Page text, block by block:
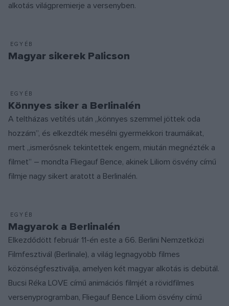
alkotás világpremierje a versenyben.
EGYÉB
Magyar sikerek Palicson
EGYÉB
Könnyes siker a Berlinalén
A teltházas vetítés után „könnyes szemmel jöttek oda
hozzám”, és elkezdték mesélni gyermekkori traumáikat,
mert „ismerősnek tekintettek engem, miután megnézték a
filmet” – mondta Fliegauf Bence, akinek Liliom ösvény című
filmje nagy sikert aratott a Berlinalén.
EGYÉB
Magyarok a Berlinalén
Elkezdődött február 11-én este a 66. Berlini Nemzetközi
Filmfesztivál (Berlinale), a világ legnagyobb filmes
közönségfesztiválja, amelyen két magyar alkotás is debütál.
Bucsi Réka LOVE című animációs filmjét a rövidfilmes
versenyprogramban, Fliegauf Bence Liliom ösvény című